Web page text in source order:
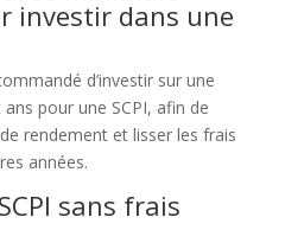
investir dans une
d’investir sur une
pour une SCPI, afin de
rendement et lisser les frais
années.
sans frais